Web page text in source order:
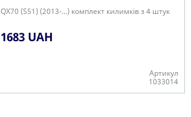
QX70 (S51) (2013-...) комплект килимків з 4 штук
1683 UAH
Артикул
1033014